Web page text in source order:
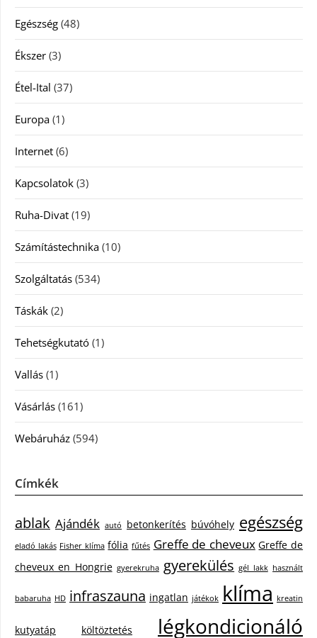
Egészség (48)
Ékszer (3)
Étel-Ital (37)
Europa (1)
Internet (6)
Kapcsolatok (3)
Ruha-Divat (19)
Számítástechnika (10)
Szolgáltatás (534)
Táskák (2)
Tehetségkutató (1)
Vallás (1)
Vásárlás (161)
Webáruház (594)
Címkék
ablak Ajándék autó betonkerítés búvóhely egészség
eladó lakás Fisher klíma fólia fűtés Greffe de cheveux Greffe de
cheveux en Hongrie gyerekruha gyerekülés gél lakk használt
babaruha HD infraszauna ingatlan játékok klíma kreatin
kutyatáp költöztetés légkondicionáló